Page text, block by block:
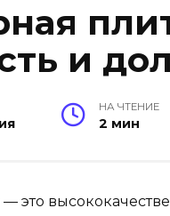
и
НА ЧТЕНИЕ
2 мин
— это